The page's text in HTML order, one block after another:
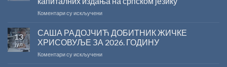
Коментари су искљученина
поводом
резултата
конкурса
Министарства
13
јул
САША РАДОЈЧИЋ ДОБИТНИК ЖИЧКЕ
ХРИСОВУЉЕ ЗА 2026. ГОДИНУ
Коментари су искљученина